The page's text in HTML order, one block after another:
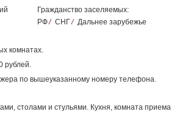
Гражданство заселяемых:
РФ/ СНГ/ Дальнее зарубежье
комнатах.
рублей.
по вышеуказанному номеру телефона.
столами и стульями. Кухня, комната приема